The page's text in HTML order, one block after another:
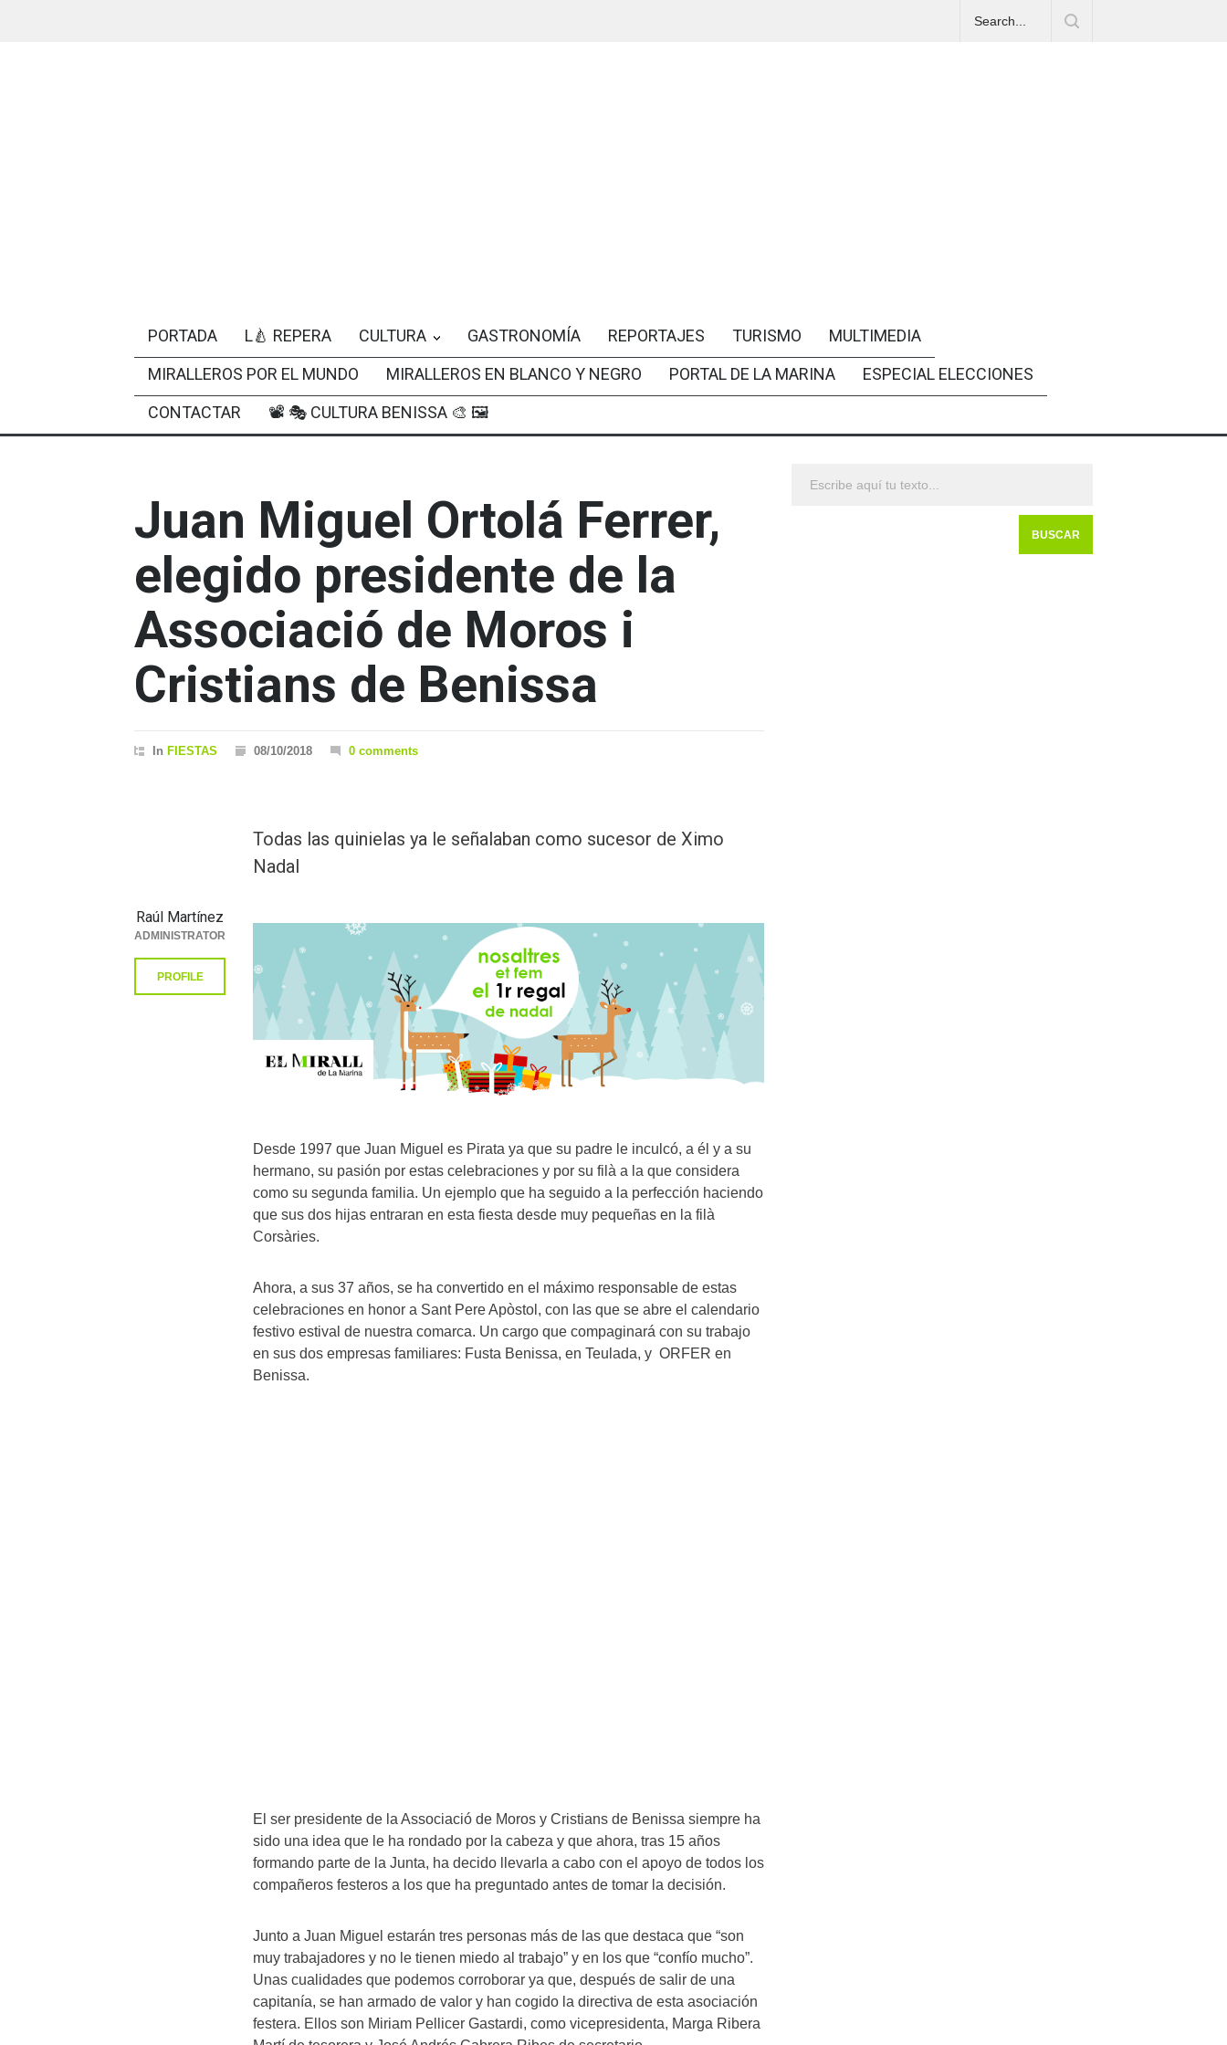
PORTADA L🍐 REPERA CULTURA GASTRONOMÍA REPORTAJES TURISMO
MULTIMEDIA
MIRALLEROS POR EL MUNDO
MIRALLEROS EN BLANCO Y NEGRO PORTAL DE LA MARINA
ESPECIAL ELECCIONES
CONTACTAR
📽 🎭 CULTURA BENISSA 🎨 🖼
Juan Miguel Ortolá Ferrer,
elegido presidente de la
Associació de Moros i
Cristians de Benissa
In FIESTAS 08/10/2018 0 comments
Todas las quinielas ya le señalaban como sucesor de Ximo
Nadal
Desde 1997 que Juan Miguel es Pirata ya que su padre le inculcó, a él y a su
hermano, su pasión por estas celebraciones y por su filà a la que considera
como su segunda familia. Un ejemplo que ha seguido a la perfección haciendo
que sus dos hijas entraran en esta fiesta desde muy pequeñas en la filà
Corsàries.
Ahora, a sus 37 años, se ha convertido en el máximo responsable de estas
celebraciones en honor a Sant Pere Apòstol, con las que se abre el calendario
festivo estival de nuestra comarca. Un cargo que compaginará con su trabajo
en sus dos empresas familiares: Fusta Benissa, en Teulada, y ORFER en
Benissa.
El ser presidente de la Associació de Moros y Cristians de Benissa siempre ha
sido una idea que le ha rondado por la cabeza y que ahora, tras 15 años
formando parte de la Junta, ha decido llevarla a cabo con el apoyo de todos los
compañeros festeros a los que ha preguntado antes de tomar la decisión.
Junto a Juan Miguel estarán tres personas más de las que destaca que “son
muy trabajadores y no le tienen miedo al trabajo” y en los que “confío mucho”.
Unas cualidades que podemos corroborar ya que, después de salir de una
capitanía, se han armado de valor y han cogido la directiva de esta asociación
festera. Ellos son Miriam Pellicer Gastardi, como vicepresidenta, Marga Ribera
Raúl Martínez
ADMINISTRATOR
PROFILE